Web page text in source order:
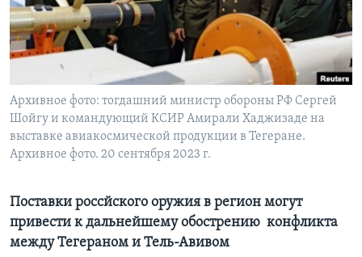
Learning English
СОЦИАЛЬНЫЕ СЕТИ
Языки
Архивное фото: тогдашний министр обороны РФ Сергей
Шойгу и командующий КСИР Амирали Хаджизаде на
выставке авиакосмической продукции в Тегеране.
Архивное фото. 20 сентября 2023 г.
Поставки россйского оружия в регион могут
привести к дальнейшему обострению конфликта
между Тегераном и Тель-Авивом